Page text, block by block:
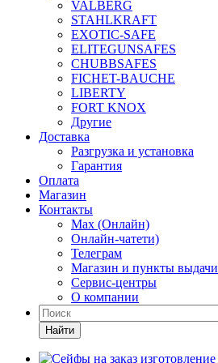
VALBERG
STAHLKRAFT
EXOTIC-SAFE
ELITEGUNSAFES
CHUBBSAFES
FICHET-BAUCHE
LIBERTY
FORT KNOX
Другие
Доставка
Разгрузка и установка
Гарантия
Оплата
Магазин
Контакты
Max (Онлайн)
Онлайн-чатети)
Телеграм
Магазин и пункты выдачи
Сервис-центры
О компании
Найти